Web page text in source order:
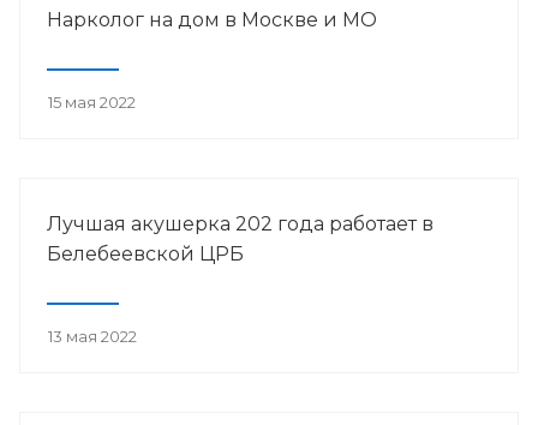
Нарколог на дом в Москве и МО
15 мая 2022
Лучшая акушерка 202 года работает в
Белебеевской ЦРБ
13 мая 2022